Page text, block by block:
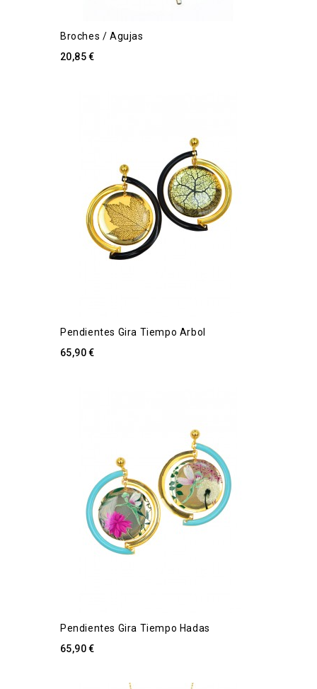
Broches / Agujas
20,85 €
Pendientes Gira Tiempo Arbol
65,90 €
Pendientes Gira Tiempo Hadas
65,90 €